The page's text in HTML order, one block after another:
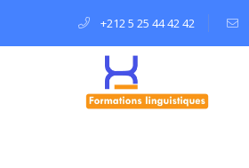
+212 5 25 44 42 42